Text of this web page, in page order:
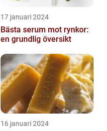
17 januari 2024
Bästa serum mot rynkor:
en grundlig översikt
16 januari 2024